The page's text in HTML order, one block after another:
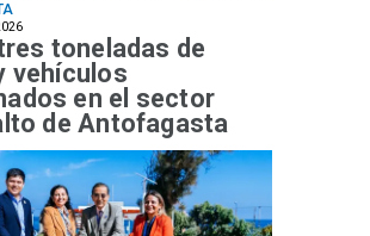
toneladas de
vehículos
en el sector
de Antofagasta